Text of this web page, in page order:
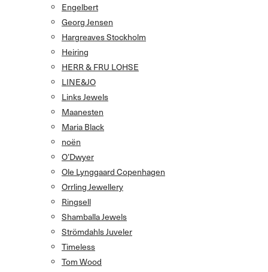
Engelbert
Georg Jensen
Hargreaves Stockholm
Heiring
HERR & FRU LOHSE
LINE&JO
Links Jewels
Maanesten
Maria Black
noën
O’Dwyer
Ole Lynggaard Copenhagen
Orrling Jewellery
Ringsell
Shamballa Jewels
Strömdahls Juveler
Timeless
Tom Wood